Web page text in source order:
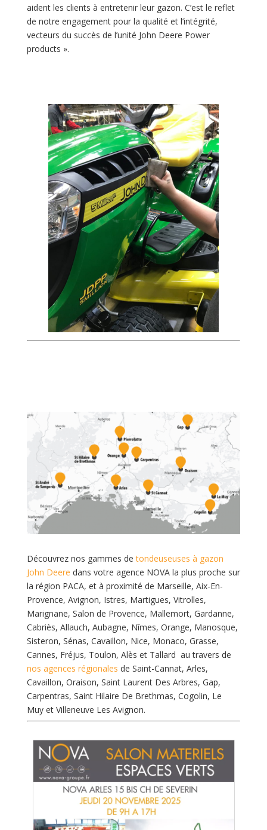
aident les clients à entretenir leur gazon. C’est le reflet
de notre engagement pour la qualité et l’intégrité,
vecteurs du succès de l’unité John Deere Power
products ».
Découvrez nos gammes detondeuseuses à gazon
John Deere dans votre agence NOVA la plus proche sur
la région PACA, et à proximité de Marseille, Aix-En-
Provence, Avignon, Istres, Martigues, Vitrolles,
Marignane, Salon de Provence, Mallemort, Gardanne,
Cabriès, Allauch, Aubagne, Nîmes, Orange, Manosque,
Sisteron, Sénas, Cavaillon, Nice, Monaco, Grasse,
Cannes, Fréjus, Toulon, Alès et Tallard au travers de
nos agences régionales de Saint-Cannat, Arles,
Cavaillon, Oraison, Saint Laurent Des Arbres, Gap,
Carpentras, Saint Hilaire De Brethmas, Cogolin, Le
Muy et Villeneuve Les Avignon.